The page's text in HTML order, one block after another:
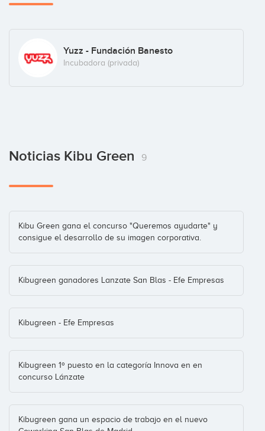
Yuzz - Fundación Banesto
Incubadora (privada)
Noticias Kibu Green 9
Kibu Green gana el concurso "Queremos ayudarte" y
consigue el desarrollo de su imagen corporativa.
Kibugreen ganadores Lanzate San Blas - Efe Empresas
Kibugreen - Efe Empresas
Kibugreen 1º puesto en la categoría Innova en en
concurso Lánzate
Kibugreen gana un espacio de trabajo en el nuevo